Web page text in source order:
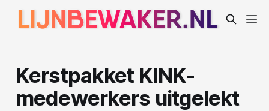
Kerstpakket KINK-
medewerkers uitgelekt